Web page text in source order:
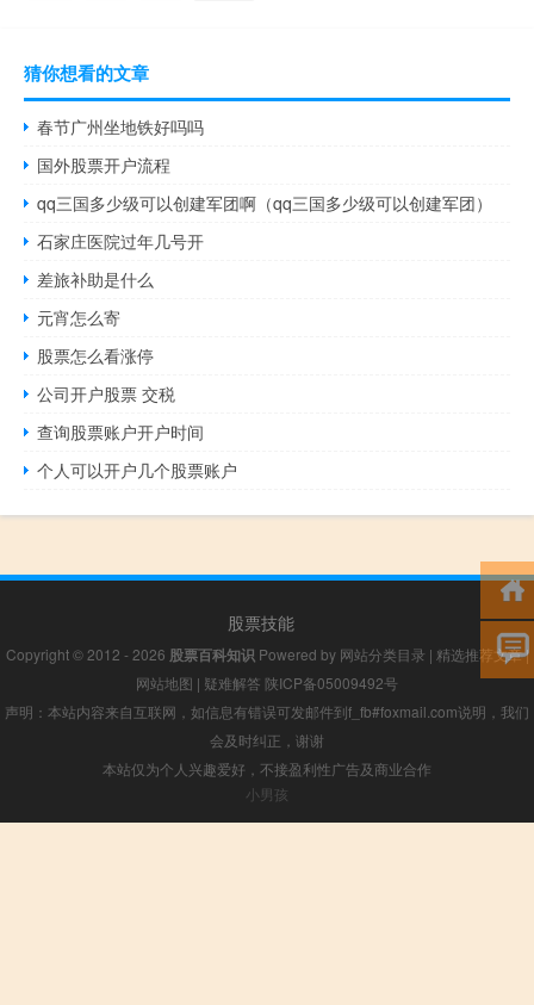
猜你想看的文章
春节广州坐地铁好吗吗
国外股票开户流程
qq三国多少级可以创建军团啊（qq三国多少级可以创建军团）
石家庄医院过年几号开
差旅补助是什么
元宵怎么寄
股票怎么看涨停
公司开户股票 交税
查询股票账户开户时间
个人可以开户几个股票账户
股票技能
Copyright © 2012 - 2026 股票百科知识Powered by 网站分类目录 | 精选推荐文章|
网站地图 | 疑难解答 陕ICP备05009492号
声明：本站内容来自互联网，如信息有错误可发邮件到f_fb#foxmail.com说明，我们
会及时纠正，谢谢
本站仅为个人兴趣爱好，不接盈利性广告及商业合作
小男孩